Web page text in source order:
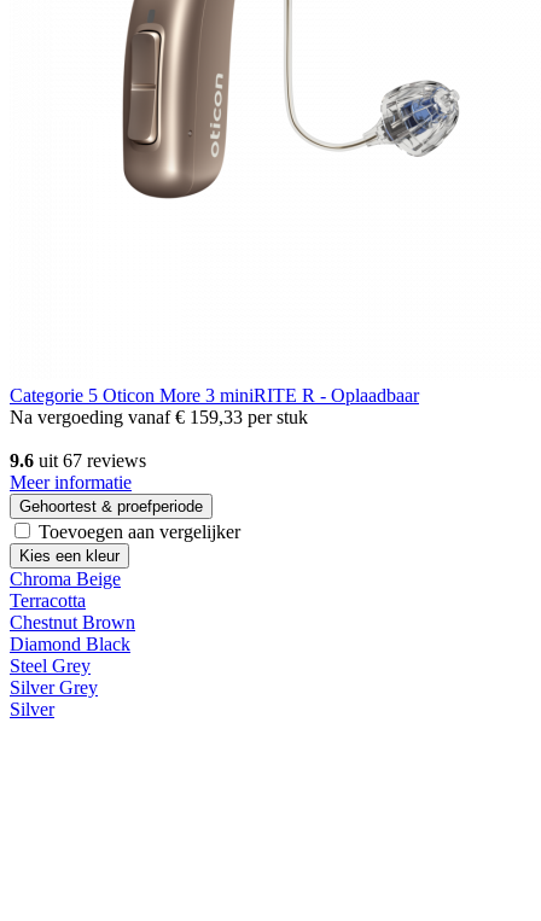
Categorie 5 Oticon More 3 miniRITE R - Oplaadbaar
Na vergoeding vanaf€ 159,33 per stuk
9.6 uit 67 reviews
Meer informatie
Gehoortest & proefperiode
Toevoegen aan vergelijker
Kies een kleur
Chroma Beige
Terracotta
Chestnut Brown
Diamond Black
Steel Grey
Silver Grey
Silver